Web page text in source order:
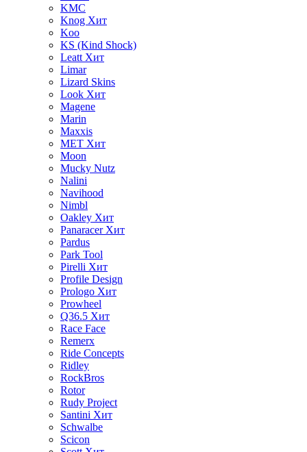
KMC
Knog Хит
Koo
KS (Kind Shock)
Leatt Хит
Limar
Lizard Skins
Look Хит
Magene
Marin
Maxxis
MET Хит
Moon
Mucky Nutz
Nalini
Navihood
Nimbl
Oakley Хит
Panaracer Хит
Pardus
Park Tool
Pirelli Хит
Profile Design
Prologo Хит
Prowheel
Q36.5 Хит
Race Face
Remerx
Ride Concepts
Ridley
RockBros
Rotor
Rudy Project
Santini Хит
Schwalbe
Scicon